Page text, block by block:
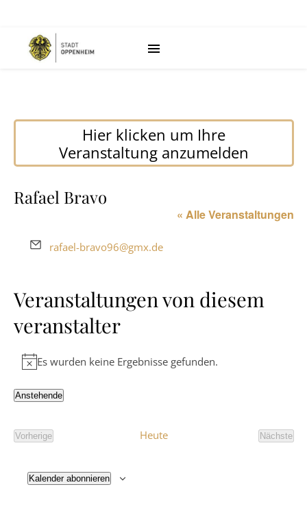
Hier klicken um Ihre
Veranstaltung anzumelden
Rafael Bravo
« Alle Veranstaltungen
Email
rafael-bravo96@gmx.de
Veranstaltungen von diesem
veranstalter
Hinweis
Es wurden keine Ergebnisse gefunden.
Anstehende
Vorherige
Veranstaltungen
Heute
Nächste
Kalender abonnieren